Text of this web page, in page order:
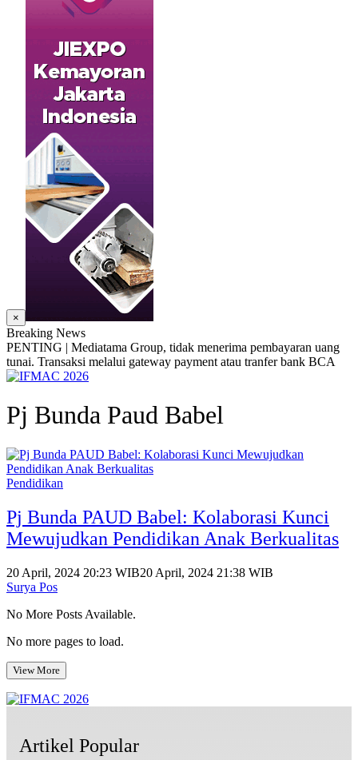
×
Breaking News
PENTING | Mediatama Group, tidak menerima pembayaran uang
tunai. Transaksi melalui gateway payment atau tranfer bank BCA
Pj Bunda Paud Babel
Pendidikan
Pj Bunda PAUD Babel: Kolaborasi Kunci
Mewujudkan Pendidikan Anak Berkualitas
20 April, 2024 20:23 WIB20 April, 2024 21:38 WIB
Surya Pos
No More Posts Available.
No more pages to load.
View More
Artikel Popular